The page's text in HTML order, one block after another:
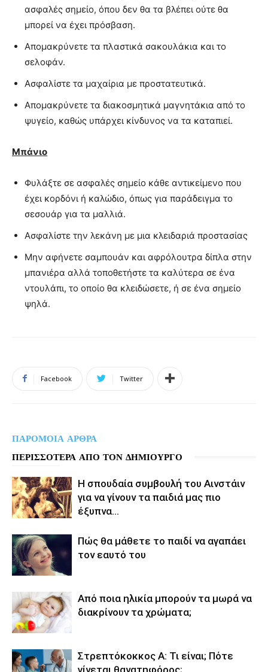
ασφαλές σημείο, όπου δεν θα τα βλέπει ούτε θα
μπορεί να έχει πρόσβαση.
Απομακρύνετε τα πλαστικά σακουλάκια και το
σελοφάν.
Ασφαλίστε τα μαχαίρια με προστατευτικά.
Απομακρύνετε τα διακοσμητικά μαγνητάκια από το
ψυγείο, καθώς υπάρχει κίνδυνος να τα καταπιεί.
Μπάνιο
Φυλάξτε σε ασφαλές σημείο κάθε αντικείμενο που
έχει κορδόνι ή καλώδιο, όπως για παράδειγμα το
σεσουάρ για τα μαλλιά.
Ασφαλίστε την λεκάνη με μια κλειδαριά προστασίας
Μην αφήνετε σαμπουάν και αφρόλουτρα δίπλα στην
μπανιέρα αλλά τοποθετήστε τα καλύτερα σε ένα
ντουλάπι, το οποίο θα κλειδώσετε, ή σε ένα σημείο
ψηλά.
Facebook Twitter
ΠΑΡΟΜΟΙΑ ΑΡΘΡΑ
ΠΕΡΙΣΣΟΤΕΡΑ ΑΠΟ ΤΟΝ ΔΗΜΙΟΥΡΓΟ
Η σπουδαία συμβουλή του Αινστάιν
για να γίνουν τα παιδιά μας πιο
έξυπνα…
Πώς θα μάθετε το παιδί να αγαπάει
τον εαυτό του
Από ποια ηλικία μπορούν τα μωρά να
διακρίνουν τα χρώματα;
Στρεπτόκοκκος Α: Τι είναι; Πότε
γίνεται θανατηφόρος;